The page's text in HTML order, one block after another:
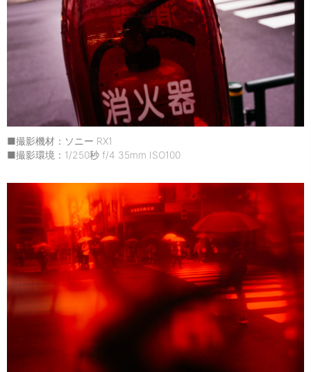
■撮影機材：ソニー RX1
■撮影環境：1/250秒 f/4 35mm ISO100